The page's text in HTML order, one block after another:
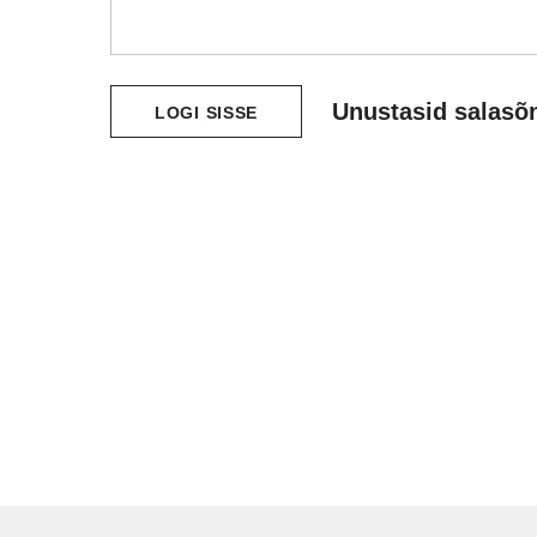
LOGI SISSE Unustasid